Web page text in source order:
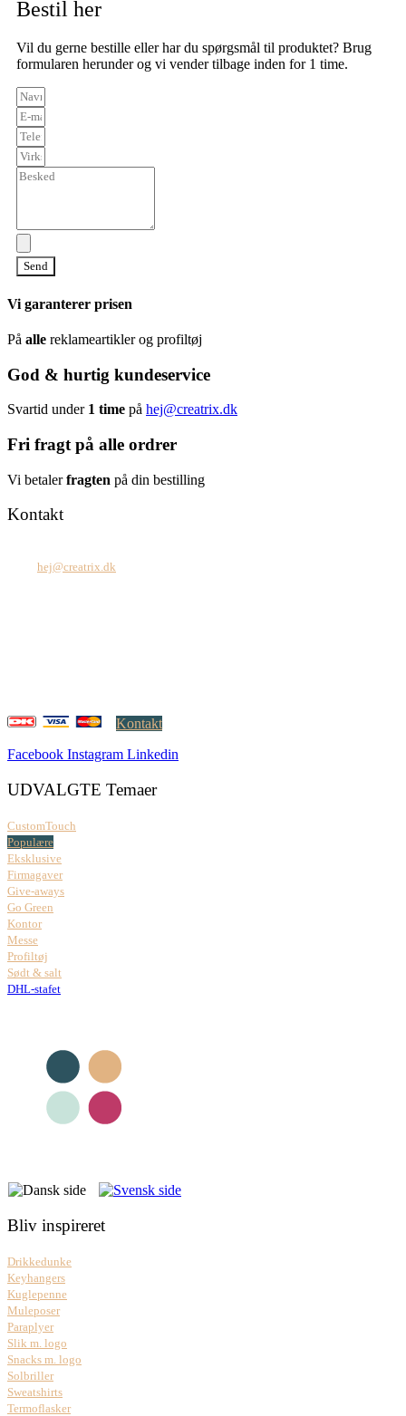
Bestil her
Vil du gerne bestille eller har du spørgsmål til produktet? Brug
formularen herunder og vi vender tilbage inden for 1 time.
Send
Vi garanterer prisen
På alle reklameartikler og profiltøj
God & hurtig kundeservice
Svartid under 1 time på hej@creatrix.dk
Fri fragt på alle ordrer
Vi betalerfragten på din bestilling
Kontakt
hej@creatrix.dk
Kontakt
Facebook Instagram Linkedin
UDVALGTE Temaer
CustomTouch
Populære
Eksklusive
Firmagaver
Give-aways
Go Green
Kontor
Messe
Profiltøj
Sødt & salt
DHL-stafet
Bliv inspireret
Drikkedunke
Keyhangers
Kuglepenne
Muleposer
Paraplyer
Slik m. logo
Snacks m. logo
Solbriller
Sweatshirts
Termoflasker